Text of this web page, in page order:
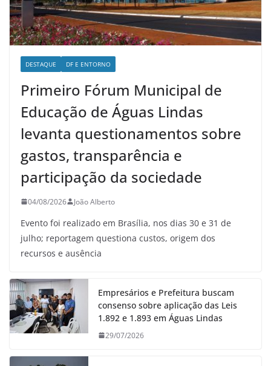
DESTAQUE DF E ENTORNO
Primeiro Fórum Municipal de
Educação de Águas Lindas
levanta questionamentos sobre
gastos, transparência e
participação da sociedade
04/08/2026 João Alberto
Evento foi realizado em Brasília, nos dias 30 e 31 de
julho; reportagem questiona custos, origem dos
recursos e ausência
Empresários e Prefeitura buscam
consenso sobre aplicação das Leis
1.892 e 1.893 em Águas Lindas
29/07/2026